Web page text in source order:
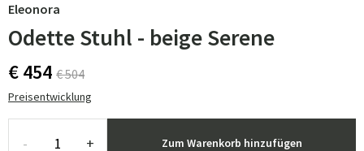
Eleonora
Odette Stuhl - beige Serene
€ 454 € 504
Preisentwicklung
- + Zum Warenkorb hinzufügen